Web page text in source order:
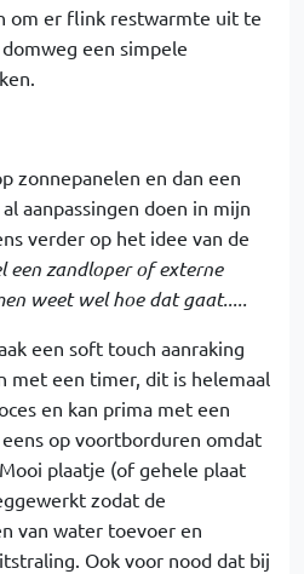
om er flink restwarmte uit te
een simpele
zonnepanelen en dan een
aanpassingen doen in mijn
verder op het idee van de
een zandloper of externe
weet wel hoe dat gaat.....
een soft touch aanraking
met een timer, dit is helemaal
en kan prima met een
op voortborduren omdat
plaatje (of gehele plaat
zodat de
van water toevoer en
Ook voor nood dat bij